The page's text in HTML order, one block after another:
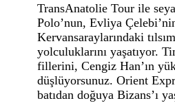
TransAnatolie Tour ile
Polo’nun, Evliya
Kervansaraylarındaki
yolculuklarını yaşatıyor.
fillerini, Cengiz Han’ın
düşlüyorsunuz. Orient
batıdan doğuya Bizans’ı